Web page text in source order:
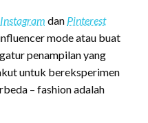
Instagram dan Pinterest
mode atau buat
penampilan yang
untuk bereksperimen
– fashion adalah